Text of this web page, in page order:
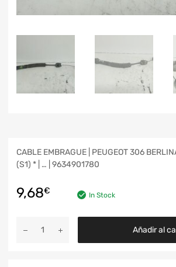
CABLE EMBRAGUE | PEUGEOT 306
(S1) * | … | 9634901780
9,68€ In Stock
Añadir al